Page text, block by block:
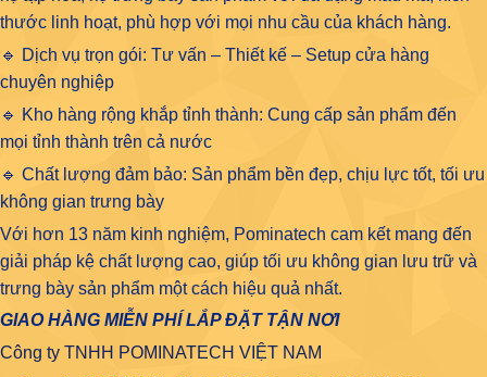
thước linh hoạt, phù hợp với mọi nhu cầu của khách hàng.
🔹 Dịch vụ trọn gói: Tư vấn – Thiết kế – Setup cửa hàng
chuyên nghiệp
🔹 Kho hàng rộng khắp tỉnh thành: Cung cấp sản phẩm đến
mọi tỉnh thành trên cả nước
🔹 Chất lượng đảm bảo: Sản phẩm bền đẹp, chịu lực tốt, tối ưu
không gian trưng bày
Với hơn 13 năm kinh nghiệm, Pominatech cam kết mang đến
giải pháp kệ chất lượng cao, giúp tối ưu không gian lưu trữ và
trưng bày sản phẩm một cách hiệu quả nhất.
GIAO HÀNG MIỄN PHÍ LẮP ĐẶT TẬN NƠI
Công ty TNHH POMINATECH VIỆT NAM